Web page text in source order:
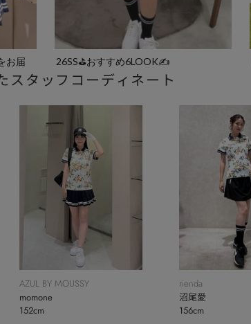
お届
26SS⛳️おすすめ6LOOK✍️
スタッフコーディネート
AZUL BY MOUSSY
momone
152cm
rienda
沼尾愛
156cm